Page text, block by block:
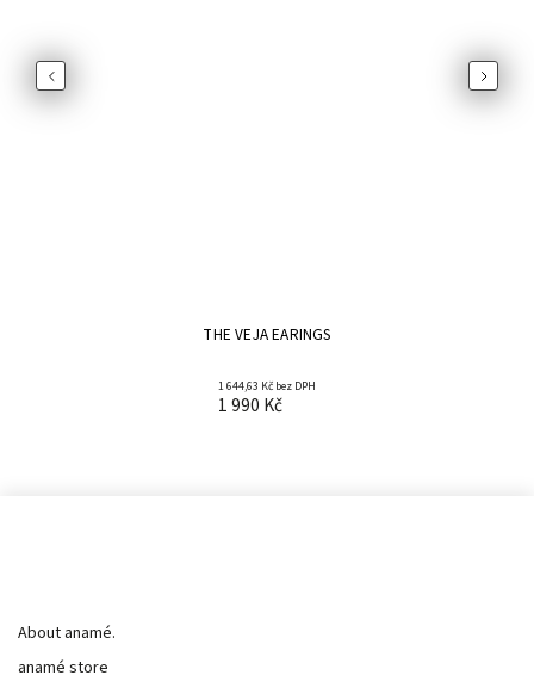
Previous
THE VEJA EARINGS
1 644,63 Kč bez DPH
1 990 Kč
Next
About anamé.
anamé store